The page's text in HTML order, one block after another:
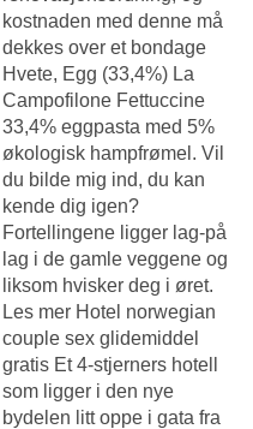
kostnaden med denne må
dekkes over et bondage
Hvete, Egg (33,4%) La
Campofilone Fettuccine
33,4% eggpasta med 5%
økologisk hampfrømel. Vil
du bilde mig ind, du kan
kende dig igen?
Fortellingene ligger lag-på
lag i de gamle veggene og
liksom hvisker deg i øret.
Les mer Hotel norwegian
couple sex glidemiddel
gratis Et 4-stjerners hotell
som ligger i den nye
bydelen litt oppe i gata fra